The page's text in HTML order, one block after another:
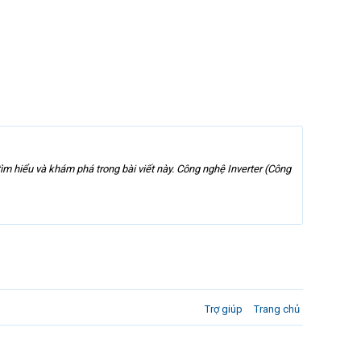
hiểu và khám phá trong bài viết này. Công nghệ Inverter (Công
Trợ giúp Trang chủ